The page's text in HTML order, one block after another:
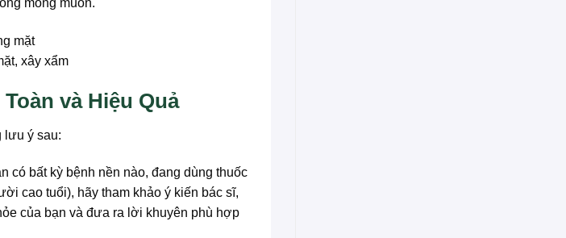
mong muốn.
xây xẩm
và Hiệu Quả
lưu ý sau:
có bất kỳ bệnh nền nào, đang dùng thuốc
cao tuổi), hãy tham khảo ý kiến bác sĩ,
của bạn và đưa ra lời khuyên phù hợp